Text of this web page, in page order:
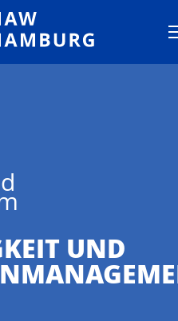
für Angewandte
UND